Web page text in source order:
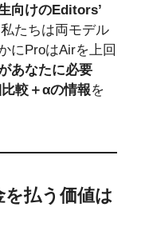
向けのEditors’
たちは両モデル
にProはAirを上回
あなたに必要
較＋αの情報を
払う価値は